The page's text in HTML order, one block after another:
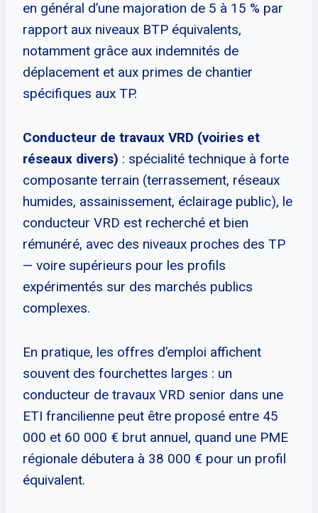
en général d’une majoration de 5 à 15 % par
rapport aux niveaux BTP équivalents,
notamment grâce aux indemnités de
déplacement et aux primes de chantier
spécifiques aux TP.
Conducteur de travaux VRD (voiries et
réseaux divers) : spécialité technique à forte
composante terrain (terrassement, réseaux
humides, assainissement, éclairage public), le
conducteur VRD est recherché et bien
rémunéré, avec des niveaux proches des TP
— voire supérieurs pour les profils
expérimentés sur des marchés publics
complexes.
En pratique, les offres d’emploi affichent
souvent des fourchettes larges : un
conducteur de travaux VRD senior dans une
ETI francilienne peut être proposé entre 45
000 et 60 000 € brut annuel, quand une PME
régionale débutera à 38 000 € pour un profil
équivalent.